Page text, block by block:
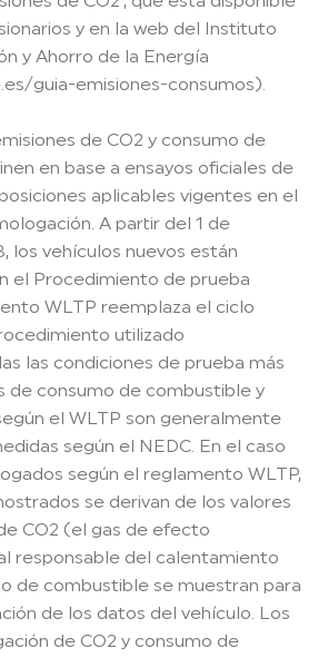
y en la web del Instituto
y Ahorro de la Energía
guia-emisiones-consumos).
de CO2 y consumo de
en base a ensayos oficiales de
aplicables vigentes en el
A partir del 1 de
los vehículos nuevos están
el Procedimiento de prueba
WLTP reemplaza el ciclo
utilizado
las condiciones de prueba más
de consumo de combustible y
el WLTP son generalmente
según el NEDC. En el caso
según el reglamento WLTP,
se derivan de los valores
CO2 (el gas de efecto
responsable del calentamiento
de combustible se muestran para
de los datos del vehículo. Los
de CO2 y consumo de